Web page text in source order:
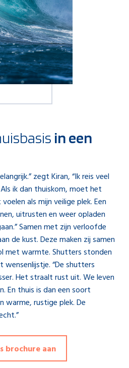
in een
zegt Kiran, “Ik reis veel
ik dan thuiskom, moet het
als mijn veilige plek. Een
uitrusten en weer opladen
Samen met zijn verloofde
de kust. Deze maken zij samen
met warmte. Shutters stonden
wensenlijstje. “De shutters
Het straalt rust uit. We leven
En thuis is dan een soort
warme, rustige plek. De
brochure aan